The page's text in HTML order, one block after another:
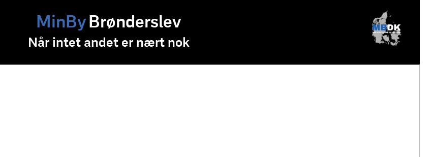
MinByBrønderslev
Når intet andet er nært nok